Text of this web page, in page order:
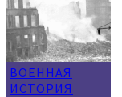
ВОЕННАЯ
ИСТОРИЯ